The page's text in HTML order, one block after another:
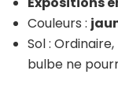
Couleurs :
Sol :
bulbe ne